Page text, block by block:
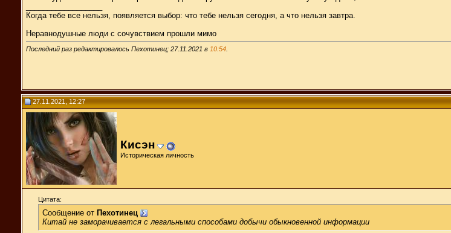
Когда тебе все нельзя, появляется выбор: что тебе нельзя сегодня, а что нельзя завтра.
Неравнодушные люди с сочувствием прошли мимо
Последний раз редактировалось Пехотинец; 27.11.2021 в 10:54
27.11.2021, 12:27
Кисэн
Историческая личность
Цитата:
Сообщение от Пехотинец
Китай не заморачивается с легальными способами добычи обыкновенной информации